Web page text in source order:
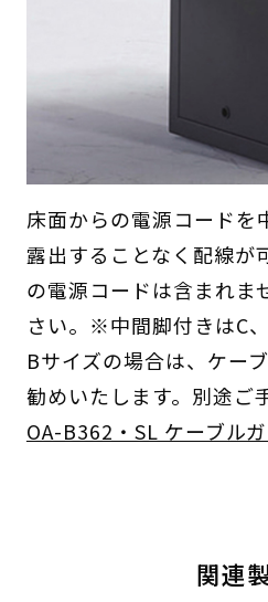
床面からの電源コードを
露出することなく配線
の電源コードは含まれま
さい。※中間脚付きはC
Bサイズの場合は、ケー
勧めいたします。別途ご
OA-B362・SL ケーブル
関連